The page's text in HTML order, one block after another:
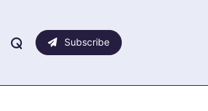
Subscribe